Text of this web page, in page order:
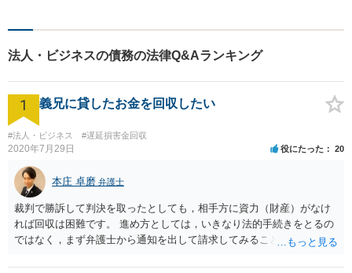
法人・ビジネスの債務の法律Q&Aランキング
1 義兄に貸したお金を回収したい
#法人・ビジネス #遅延損害金回収
2020年7月29日 役にたった 20
本庄 卓磨 弁護士
裁判で勝訴して判決を取ったとしても，相手方に資力（財産）がなけ
れば回収は困難です。 進め方としては，いきなり法的手続きをとるの
ではなく，まず弁護士から通知を出して請求してみることを検討すべ